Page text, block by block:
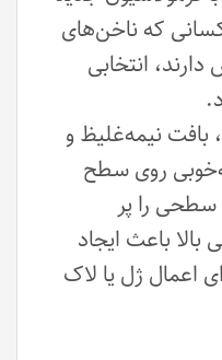
که ناخن‌های
انتخابی
نیمه‌غلیظ و
روی سطح
را پر
باعث ایجاد
ژل یا لاک